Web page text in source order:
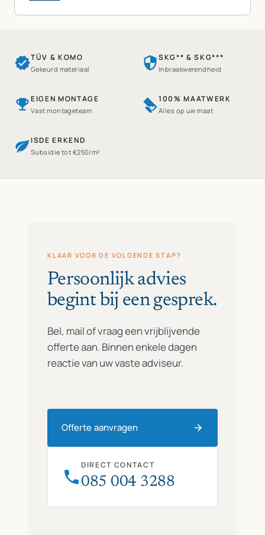
TÜV & KOMO
Gekeurd materiaal
SKG** & SKG***
Inbraakwerendheid
EIGEN MONTAGE
Vast montageteam
100% MAATWERK
Alles op uw maat
ISDE ERKEND
Subsidie tot €250/m²
KLAAR VOOR DE VOLGENDE STAP?
Persoonlijk advies
begint bij een gesprek.
Bel, mail of vraag een vrijblijvende
offerte aan. Binnen enkele dagen
reactie van uw vaste adviseur.
Offerte aanvragen
DIRECT CONTACT
085 004 3288